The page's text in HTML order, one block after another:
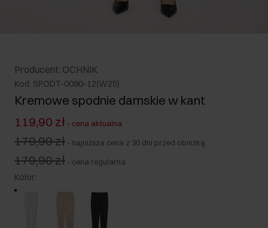
Producent: OCHNIK
Kod: SPODT-0090-12(W25)
Kremowe spodnie damskie w kant
119,90 zł - cena aktualna
179,90 zł - najniższa cena z 30 dni przed obniżką
179,90 zł - cena regularna
Kolor: